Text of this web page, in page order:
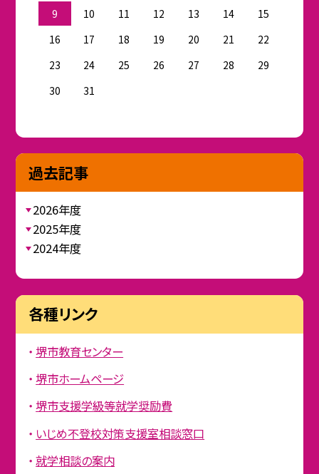
9
10 11 12 13 14
15
16
17 18 19 20 21
22
23
24 25 26 27 28
29
30
31
過去記事
2026年度
2025年度
2024年度
各種リンク
堺市教育センター
堺市ホームページ
堺市支援学級等就学奨励費
いじめ不登校対策支援室相談窓口
就学相談の案内